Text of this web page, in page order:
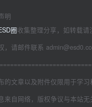
明
圈收集整理分享，如转载请
，请邮件联系
的文章以及附件仅限用于学
来自网络，版权争议与本站